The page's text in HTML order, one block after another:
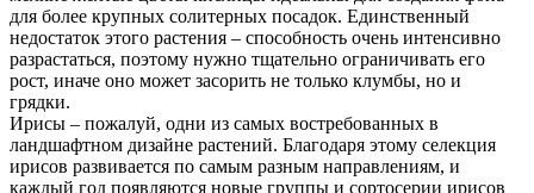
для более крупных солитерных посадок. Единственный
недостаток этого растения – способность очень интенсивно
разрастаться, поэтому нужно тщательно ограничивать его
рост, иначе оно может засорить не только клумбы, но и
грядки.
Ирисы – пожалуй, одни из самых востребованных в
ландшафтном дизайне растений. Благодаря этому селекция
ирисов развивается по самым разным направлениям, и
каждый год появляются новые группы и сортосерии ирисов